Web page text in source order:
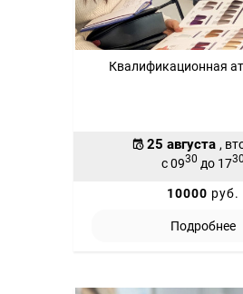
Квалификационная
25 августа ,
с 0930 до 1730
10000 руб.
Подробнее